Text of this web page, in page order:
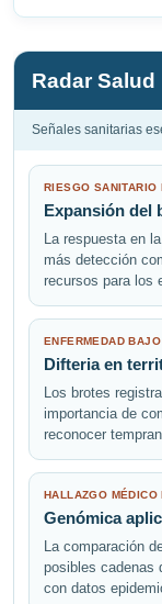
Radar Salud
Señales sanitarias
RIESGO SANITARIO
Expansión del
La respuesta en
más detección
recursos para los
ENFERMEDAD
Difteria en
Los brotes
importancia de
reconocer
HALLAZGO MÉDICO
Genómica
La comparación
posibles cadenas
con datos